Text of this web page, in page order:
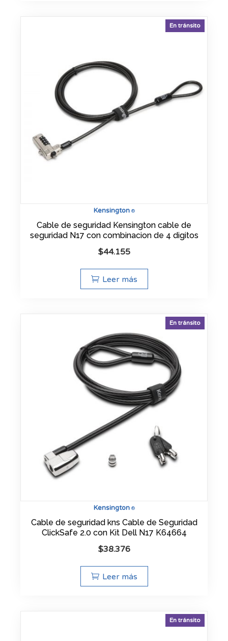
Kensington®
En tránsito
Cable de seguridad Kensington cable de
seguridad N17 con combinacion de 4 digitos
$44.155
Leer más
Kensington®
En tránsito
Cable de seguridad kns Cable de Seguridad
ClickSafe 2.0 con Kit Dell N17 K64664
$38.376
Leer más
En tránsito